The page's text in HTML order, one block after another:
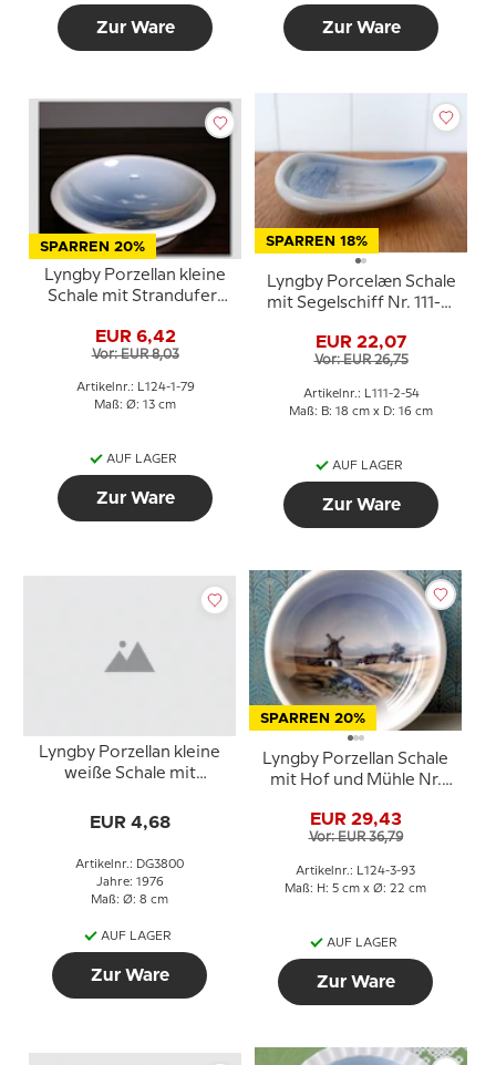
Zur Ware Zur Ware
SPARREN 20%
Lyngby Porzellan kleine
Schale mit Strandufer-
EUR 6,42
Vor: EUR 8,03
Artikelnr.: L124-1-79
Maß: Ø: 13 cm
AUF LAGER
Zur Ware
SPARREN 18%
Lyngby Porcelæn Schale
mit Segelschiff Nr. 111-2-
EUR 22,07
Vor: EUR 26,75
Artikelnr.: L111-2-54
Maß: B: 18 cm x D: 16 cm
AUF LAGER
Zur Ware
Lyngby Porzellan kleine
weiße Schale mit
EUR 4,68
Artikelnr.: DG3800
Jahre: 1976
Maß: Ø: 8 cm
AUF LAGER
Zur Ware
SPARREN 20%
Lyngby Porzellan Schale
mit Hof und Mühle Nr.
EUR 29,43
Vor: EUR 36,79
Artikelnr.: L124-3-93
Maß: H: 5 cm x Ø: 22 cm
AUF LAGER
Zur Ware